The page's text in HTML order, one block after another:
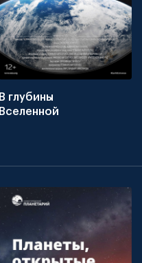
В глубины
Вселенной